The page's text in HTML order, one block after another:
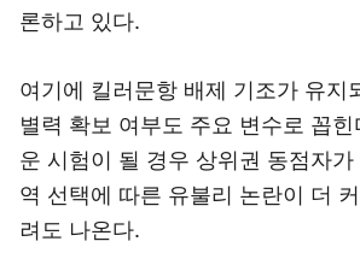
론하고 있다.
여기에 킬러문항 배제 기조가 유지
별력 확보 여부도 주요 변수로 꼽힌
운 시험이 될 경우 상위권 동점자
역 선택에 따른 유불리 논란이 더
려도 나온다.